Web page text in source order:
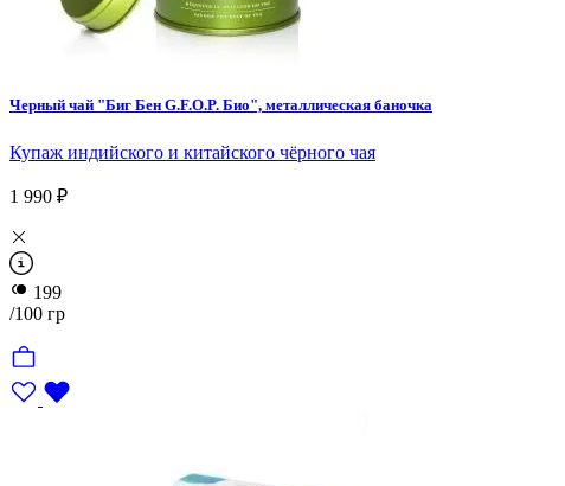
Черный чай "Биг Бен G.F.O.P. Био", металлическая баночка
Купаж индийского и китайского чёрного чая
1 990 ₽
199
/100 гр